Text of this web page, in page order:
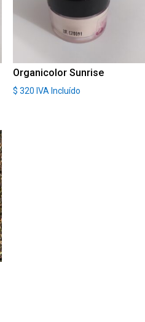
Organicolor Sunrise
$ 320 IVA Incluído